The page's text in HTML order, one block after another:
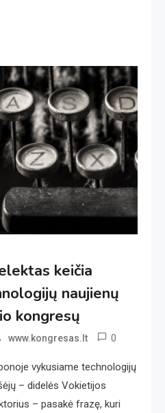
keičia
naujienų
kongresų
www.kongresas.lt 0
vykusiame technologijų
– didelės Vokietijos
– pasakė frazę, kuri